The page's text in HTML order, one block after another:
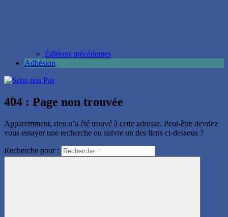
Éditions précédentes
Adhésion
404 : Page non trouvée
Apparemment, rien n’a été trouvé à cette adresse. Peut-être devriez
vous essayer une recherche ou suivre un des liens ci-dessous ?
Recherche pour :